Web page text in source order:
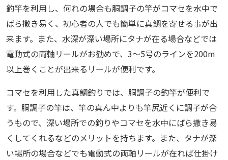
釣竿を利用し、何れの場合も胴調子の竿がコマセを水中で
ばら撒き易く、初心者の人でも簡単に真鯛を寄せる事が出
来ます。また、水深が深い場所にタナが在る場合などでは
電動式の両軸リールがお勧めで、3～5号のラインを200m
以上巻くことが出来るリールが便利です。
コマセを利用した真鯛釣りでは、胴調子の釣竿が便利で
す。胴調子の竿は、竿の真ん中よりも竿尻近くに調子が合
うもので、深い場所での釣りやコマセを水中にばら撒き易
くしてくれるなどのメリットを持ちます。また、タナが深
い場所の場合などでも電動式の両軸リールが在れば仕掛け